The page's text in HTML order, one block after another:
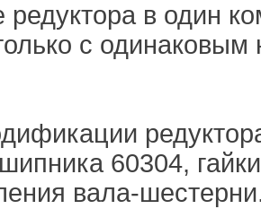
редуктора в один
с одинаковым
60304,
вала-